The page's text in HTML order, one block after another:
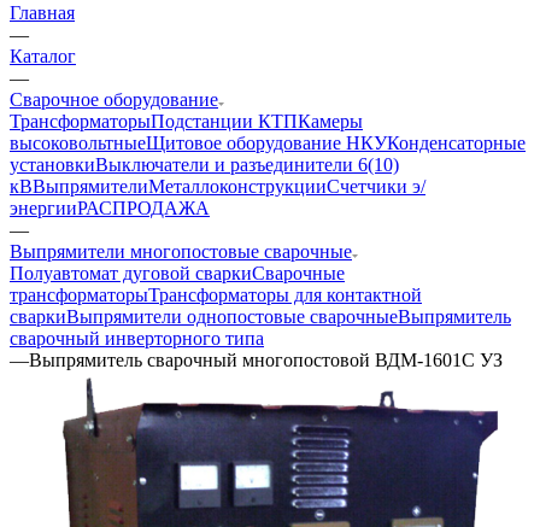
Главная
—
Каталог
—
Сварочное оборудование
ТрансформаторыПодстанции КТПКамеры
высоковольтныеЩитовое оборудование НКУКонденсаторные
установкиВыключатели и разъединители 6(10)
кВВыпрямителиМеталлоконструкцииСчетчики э/
энергииРАСПРОДАЖА
—
Выпрямители многопостовые сварочные
Полуавтомат дуговой сваркиСварочные
трансформаторыТрансформаторы для контактной
сваркиВыпрямители однопостовые сварочныеВыпрямитель
сварочный инверторного типа
—Выпрямитель сварочный многопостовой ВДМ-1601С УЗ